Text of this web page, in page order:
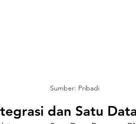
Sumber: Pribadi
dan Satu